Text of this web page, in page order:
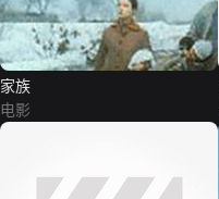
家族
电影